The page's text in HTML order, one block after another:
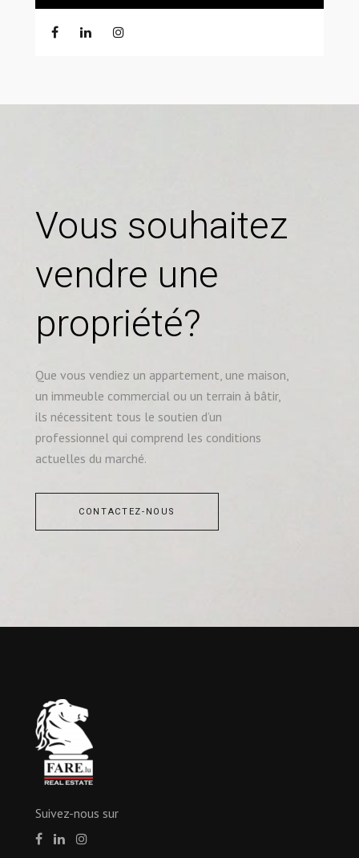
Vous souhaitez
vendre une
propriété?
Que vous vendiez un appartement, une maison,
un immeuble commercial ou un terrain à bâtir,
ils nécessitent tous le soutien d’un
professionnel qui comprend les conditions
actuelles du marché.
CONTACTEZ-NOUS
Suivez-nous sur